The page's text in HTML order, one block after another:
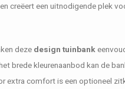
creëert een uitnodigende plek
deze design tuinbank
brede kleurenaanbod kan de
extra comfort is een optioneel